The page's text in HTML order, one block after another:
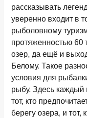
рассказывать
уверенно входит в
рыболовному
протяженностью 60
озер, да ещё и
Белому. Такое
условия для
рыбу. Здесь каждый
тот, кто
берегу озера, и